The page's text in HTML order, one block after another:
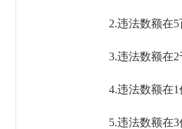
2.违法数额在5百
3.违法数额在2千
4.违法数额在1亿
5.违法数额在3亿